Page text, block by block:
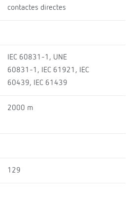
contactes directes
IEC 60831-1, UNE
60831-1, IEC 61921, IEC
60439, IEC 61439
2000 m
129